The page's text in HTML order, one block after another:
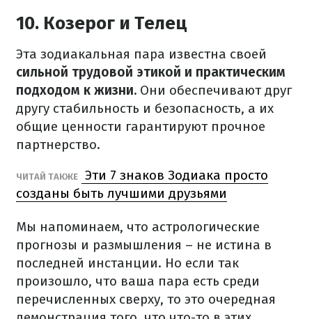
10. Козерог и Телец
Эта зодиакальная пара известна своей
сильной трудовой этикой и практическим
подходом к жизни. Они обеспечивают друг
другу стабильность и безопасность, а их
общие ценности гарантируют прочное
партнерство.
ЧИТАЙ ТАКЖЕ
Эти 7 знаков Зодиака просто
созданы быть лучшими друзьями
Мы напоминаем, что астрологические
прогнозы и размышления – не истина в
последней инстанции. Но если так
произошло, что ваша пара есть среди
перечисленных сверху, то это очередная